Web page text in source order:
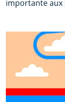
importante